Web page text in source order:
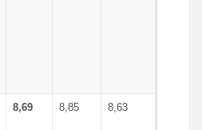
8,69 8,85 8,63